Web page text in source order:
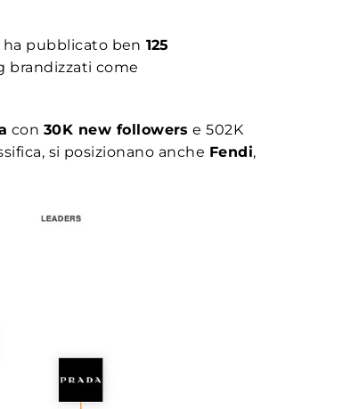
pubblicato ben 125
brandizzati come
con 30K new followers e 502K
si posizionano anche Fendi,